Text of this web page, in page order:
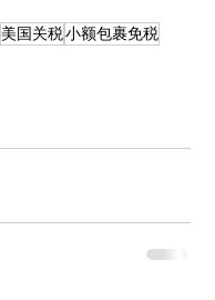
美国关税小额包裹免税